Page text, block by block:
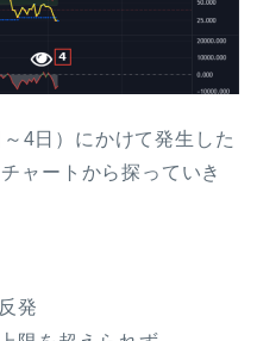
4日）にかけて発生した
ャートから探っていき
発